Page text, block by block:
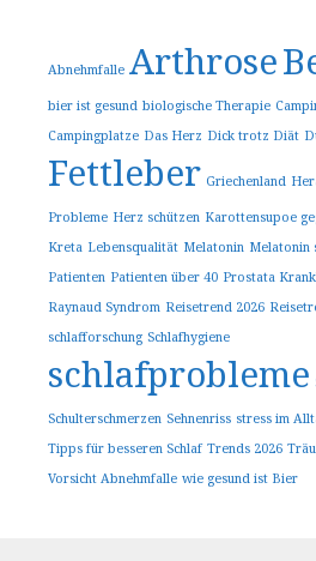
Abnehmfalle Arthrose
bier ist gesund biologische Therapie
Campingplatze Das Herz Dick trotz Diät
Fettleber Griechenland
Probleme Herz schützen Karottensupoe
Kreta Lebensqualität Melatonin Melatonin
Patienten Patienten über 40 Prostata
Raynaud Syndrom Reisetrend 2026
schlafforschung Schlafhygiene
schlafprobleme
Schulterschmerzen Sehnenriss stress im
Tipps für besseren Schlaf Trends 2026
Vorsicht Abnehmfalle wie gesund ist Bier